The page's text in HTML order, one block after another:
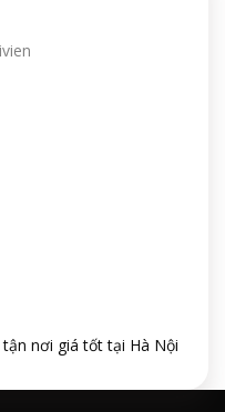
nơi giá tốt tại Hà Nội